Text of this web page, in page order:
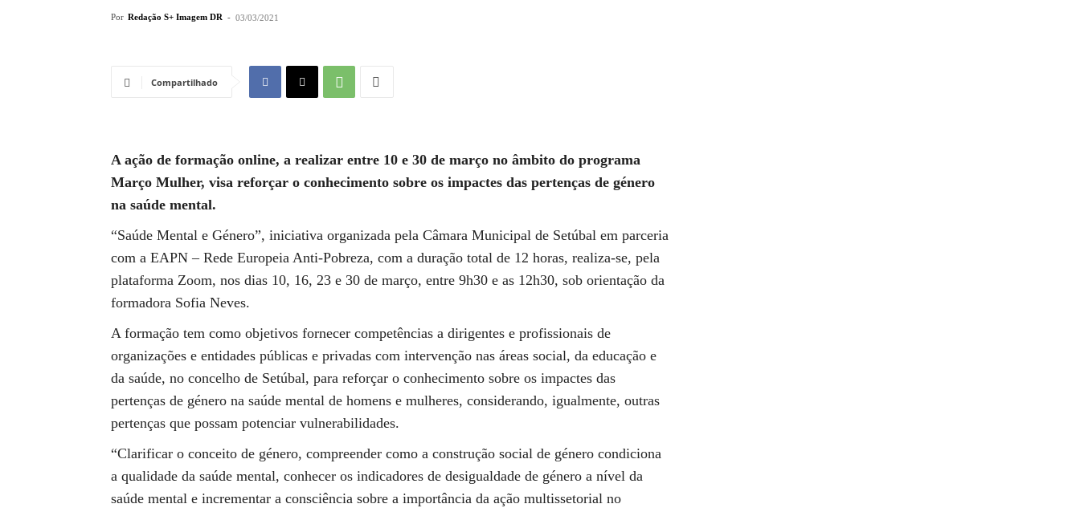
Por Redação S+ Imagem DR - 03/03/2021
Compartilhado
A ação de formação online, a realizar entre 10 e 30 de março no âmbito do programa
Março Mulher, visa reforçar o conhecimento sobre os impactes das pertenças de género
na saúde mental.
“Saúde Mental e Género”, iniciativa organizada pela Câmara Municipal de Setúbal em parceria
com a EAPN – Rede Europeia Anti-Pobreza, com a duração total de 12 horas, realiza-se, pela
plataforma Zoom, nos dias 10, 16, 23 e 30 de março, entre 9h30 e as 12h30, sob orientação da
formadora Sofia Neves.
A formação tem como objetivos fornecer competências a dirigentes e profissionais de
organizações e entidades públicas e privadas com intervenção nas áreas social, da educação e
da saúde, no concelho de Setúbal, para reforçar o conhecimento sobre os impactes das
pertenças de género na saúde mental de homens e mulheres, considerando, igualmente, outras
pertenças que possam potenciar vulnerabilidades.
“Clarificar o conceito de género, compreender como a construção social de género condiciona
a qualidade da saúde mental, conhecer os indicadores de desigualdade de género a nível da
saúde mental e incrementar a consciência sobre a importância da ação multissetorial no